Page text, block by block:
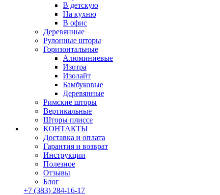
В детскую
На кухню
В офис
Деревянные
Рулонные шторы
Горизонтальные
Алюминиевые
Изотра
Изолайт
Бамбуковые
Деревянные
Римские шторы
Вертикальные
Шторы плиссе
КОНТАКТЫ
Доставка и оплата
Гарантия и возврат
Инструкции
Полезное
Отзывы
Блог
+7 (383) 284-16-17